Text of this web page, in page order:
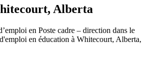
Alberta
en Poste cadre – direction dans le
en éducation à Whitecourt, Alberta,